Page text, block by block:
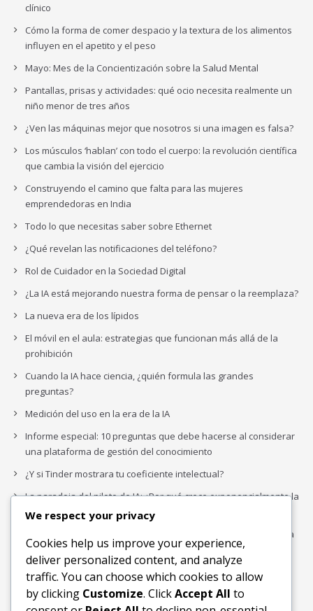
clínico
Cómo la forma de comer despacio y la textura de los alimentos
influyen en el apetito y el peso
Mayo: Mes de la Concientización sobre la Salud Mental
Pantallas, prisas y actividades: qué ocio necesita realmente un
niño menor de tres años
¿Ven las máquinas mejor que nosotros si una imagen es falsa?
Los músculos ‘hablan’ con todo el cuerpo: la revolución científica
que cambia la visión del ejercicio
Construyendo el camino que falta para las mujeres
emprendedoras en India
Todo lo que necesitas saber sobre Ethernet
¿Qué revelan las notificaciones del teléfono?
Rol de Cuidador en la Sociedad Digital
¿La IA está mejorando nuestra forma de pensar o la reemplaza?
La nueva era de los lípidos
El móvil en el aula: estrategias que funcionan más allá de la
prohibición
Cuando la IA hace ciencia, ¿quién formula las grandes
preguntas?
Medición del uso en la era de la IA
Informe especial: 10 preguntas que debe hacerse al considerar
una plataforma de gestión del conocimiento
¿Y si Tinder mostrara tu coeficiente intelectual?
La paradoja del piloto de IA: ¿Por qué crece exponencialmente la
complejidad de la IA empresarial?
Los organigramas de marketing se crearon para los canales. La
IA acaba de dejarlos obsoletos.
Buscar
We respect your privacy
Cookies help us improve your experience,
deliver personalized content, and analyze
traffic. You can choose which cookies to allow
by clicking Customize. ClickAccept All to